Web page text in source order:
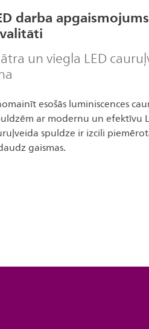
darba
un viegla LED
esošās luminiscences
ar modernu un efektīvu
spuldze ir izcili
gaismas.